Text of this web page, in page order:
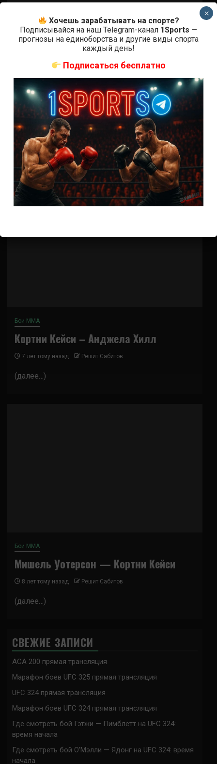
Бои ММА
Синтия Калвилло – Кортни Кейси
7 лет тому назад Решит Сабитов
(далее…)
Бои ММА
Кортни Кейси – Анджела Хилл
7 лет тому назад Решит Сабитов
(далее…)
Бои ММА
Мишель Уотерсон — Кортни Кейси
8 лет тому назад Решит Сабитов
(далее…)
СВЕЖИЕ ЗАПИСИ
ACA 200 прямая трансляция
Марафон боев UFC 325 прямая трансляция
UFC 324 прямая трансляция
Марафон боев UFC 324 прямая трансляция
Где смотреть бой Гэтжи — Пимблетт на UFC 324:
время начала
Где смотреть бой О’Мэлли — Ядонг на UFC 324: время
начала
Хочешь зарабатывать на спорте?
Подписывайся на наш Telegram-канал 1Sports —
прогнозы на единоборства и другие виды спорта
каждый день!
Подписаться бесплатно
×